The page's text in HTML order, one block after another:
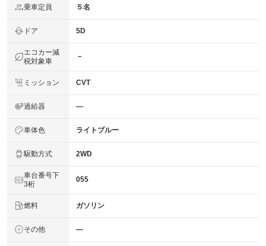
乗車定員 ５名
ドア 5D
エコカー減
税対象車
－
ミッション CVT
過給器 ―
車体色 ライトブルー
駆動方式 2WD
車台番号下
3桁
055
燃料 ガソリン
その他 ―